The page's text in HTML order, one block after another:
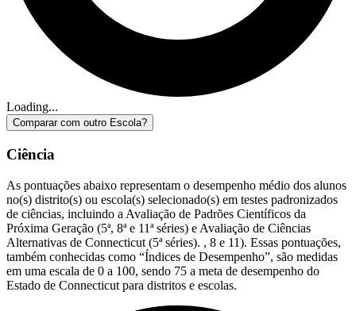
Loading...
Comparar com outro Escola?
Ciência
As pontuações abaixo representam o desempenho médio dos alunos
no(s) distrito(s) ou escola(s) selecionado(s) em testes padronizados
de ciências, incluindo a Avaliação de Padrões Científicos da
Próxima Geração (5ª, 8ª e 11ª séries) e Avaliação de Ciências
Alternativas de Connecticut (5ª séries). , 8 e 11). Essas pontuações,
também conhecidas como “Índices de Desempenho”, são medidas
em uma escala de 0 a 100, sendo 75 a meta de desempenho do
Estado de Connecticut para distritos e escolas.